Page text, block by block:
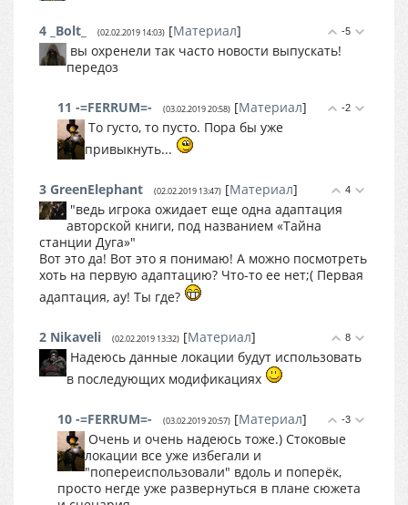
-5
4 _Bolt_ (02.02.2019 14:03) [Материал]
вы охренели так часто новости выпускать!
передоз
-2
11 -=FERRUM=- (03.02.2019 20:58) [Материал]
То густо, то пусто. Пора бы уже
привыкнуть...
4
3 GreenElephant (02.02.2019 13:47) [Материал]
"ведь игрока ожидает еще одна адаптация
авторской книги, под названием «Тайна
станции Дуга»"
Вот это да! Вот это я понимаю! А можно посмотреть
хоть на первую адаптацию? Что-то ее нет;( Первая
адаптация, ау! Ты где?
8
2 Nikaveli (02.02.2019 13:32) [Материал]
Надеюсь данные локации будут использовать
в последующих модификациях
-3
10 -=FERRUM=- (03.02.2019 20:57) [Материал]
Очень и очень надеюсь тоже.) Стоковые
локации все уже избегали и
"попереиспользовали" вдоль и поперёк,
просто негде уже развернуться в плане сюжета